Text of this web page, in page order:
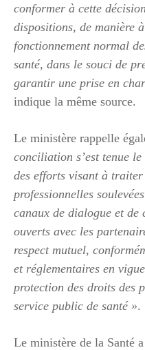
conformer à cette
dispositions, de manière
fonctionnement normal
santé, dans le souci de
garantir une prise en
indique la même source.
Le ministère rappelle
conciliation s’est tenue
des efforts visant à
professionnelles
canaux de dialogue et de
ouverts avec les
respect mutuel,
et réglementaires en
protection des droits des
service public de santé ».
Le ministère de la Santé